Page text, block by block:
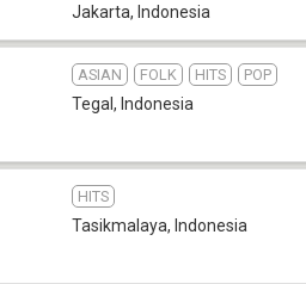
Jakarta, Indonesia
ASIAN FOLK HITS POP
Tegal , Indonesia
HITS
Tasikmalaya, Indonesia